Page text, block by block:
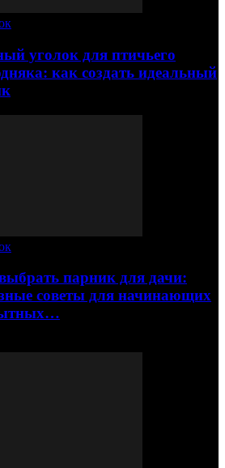
уголок для птичьего
как создать идеальный
парник для дачи:
советы для начинающих